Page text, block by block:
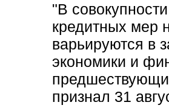
"В
кредитных мер
варьируются в
экономики и
признал 31